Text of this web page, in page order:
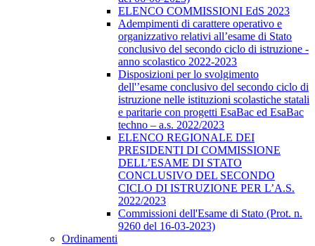
ELENCO COMMISSIONI EdS 2023
Adempimenti di carattere operativo e
organizzativo relativi all’esame di Stato
conclusivo del secondo ciclo di istruzione -
anno scolastico 2022-2023
Disposizioni per lo svolgimento
dell'’esame conclusivo del secondo ciclo di
istruzione nelle istituzioni scolastiche statali
e paritarie con progetti EsaBac ed EsaBac
techno – a.s. 2022/2023
ELENCO REGIONALE DEI
PRESIDENTI DI COMMISSIONE
DELL’ESAME DI STATO
CONCLUSIVO DEL SECONDO
CICLO DI ISTRUZIONE PER L’A.S.
2022/2023
Commissioni dell'Esame di Stato (Prot. n.
9260 del 16-03-2023)
Ordinamenti